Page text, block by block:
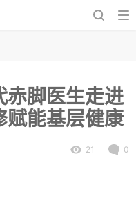
北大，中医全科研修赋能基层健康
赤脚医生走进
赋能基层健康
21 0